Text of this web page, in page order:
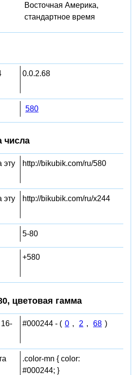
Восточная Америка,
стандартное время
0.0.2.68
580
числа
эту
http://bikubik.com/ru/580
эту
http://bikubik.com/ru/x244
5-80
+580
цветовая гамма
#000244 - ( 0 , 2 , 68 )
.color-mn { color:
#000244; }